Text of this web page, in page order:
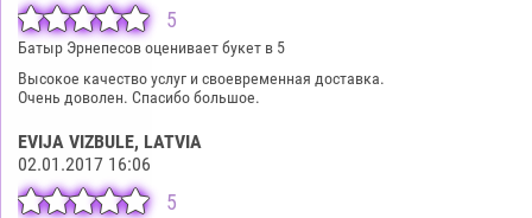
5
Батыр Эрнепесов оценивает букет в 5
Высокое качество услуг и своевременная доставка.
Очень доволен. Спасибо большое.
EVIJA VIZBULE, LATVIA
02.01.2017 16:06
5